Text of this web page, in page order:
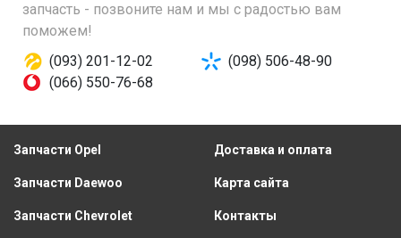
запчасть - позвоните нам и мы с радостью вам
поможем!
(093) 201-12-02
(098) 506-48-90
(066) 550-76-68
Запчасти Opel
Запчасти Daewoo
Запчасти Chevrolet
Доставка и оплата
Карта сайта
Контакты